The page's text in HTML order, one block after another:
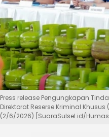
Press release Pengungkapan
Direktorat Reserse Kriminal
(2/6/2026) [SuaraSulsel.id/Humas